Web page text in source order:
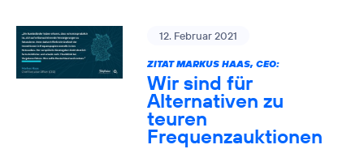
12. Februar 2021
ZITAT MARKUS HAAS, CEO:
Wir sind für
Alternativen zu
teuren
Frequenzauktionen